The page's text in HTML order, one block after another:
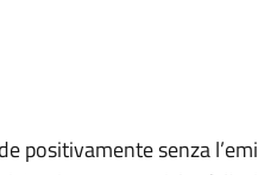
positivamente senza